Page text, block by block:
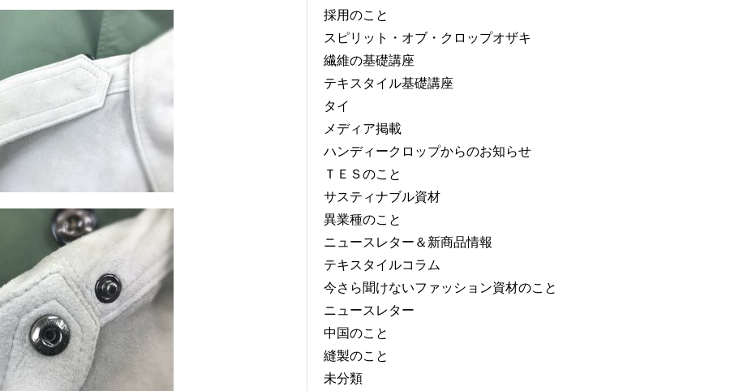
採用のこと
スピリット・オブ・クロップオザキ
繊維の基礎講座
テキスタイル基礎講座
タイ
メディア掲載
ハンディークロップからのお知らせ
ＴＥＳのこと
サスティナブル資材
異業種のこと
ニュースレター＆新商品情報
テキスタイルコラム
今さら聞けないファッション資材のこと
ニュースレター
中国のこと
縫製のこと
未分類